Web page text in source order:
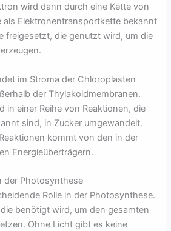
wird dann durch eine Kette von
als Elektronentransportkette bekannt
freigesetzt, die genutzt wird, um die
im Stroma der Chloroplasten
der Thylakoidmembranen.
in einer Reihe von Reaktionen, die
sind, in Zucker umgewandelt.
kommt von den in der
Energieüberträgern.
der Photosynthese
Rolle in der Photosynthese.
benötigt wird, um den gesamten
Ohne Licht gibt es keine